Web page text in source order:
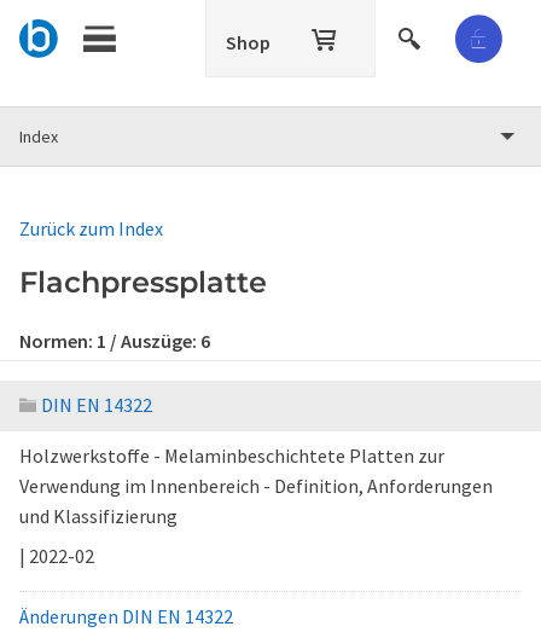
Shop
Index
Zurück zum Index
Flachpressplatte
Normen: 1 / Auszüge: 6
DIN EN 14322
Holzwerkstoffe - Melaminbeschichtete Platten zur
Verwendung im Innenbereich - Definition, Anforderungen
und Klassifizierung
| 2022-02
Änderungen DIN EN 14322